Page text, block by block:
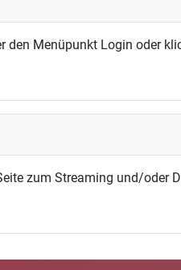
den Menüpunkt Login oder
zum Streaming und/oder